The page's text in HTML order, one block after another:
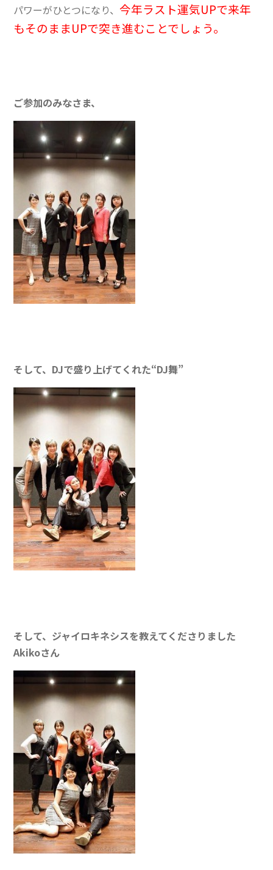
パワーがひとつになり、今年ラスト運気UPで来年
もそのままUPで突き進むことでしょう。
ご参加のみなさま、
そして、DJで盛り上げてくれた“DJ舞”
そして、ジャイロキネシスを教えてくださりました
Akikoさん